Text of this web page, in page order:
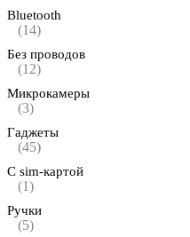
Bluetooth
(14)
Без проводов
(12)
Микрокамеры
(3)
Гаджеты
(45)
С sim-картой
(1)
Ручки
(5)